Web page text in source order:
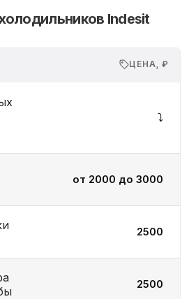
Indesit
ЦЕНА, ₽
⤵️
от 2000 до 3000
2500
2500